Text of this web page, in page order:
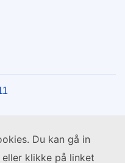
Du kan gå in
eller klikke på linket